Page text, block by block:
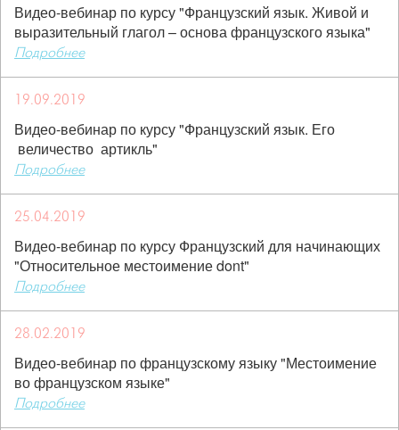
Видео-вебинар по курсу "Французский язык. Живой и
выразительный глагол – основа французского языка"
Подробнее
19.09.2019
Видео-вебинар по курсу "Французский язык. Его
величество артикль"
Подробнее
25.04.2019
Видео-вебинар по курсу Французский для начинающих
"Относительное местоимение dont"
Подробнее
28.02.2019
Видео-вебинар по французскому языку "Местоимение
во французском языке"
Подробнее